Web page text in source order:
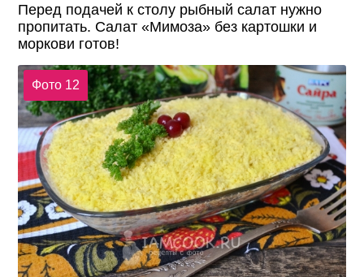
Перед подачей к столу рыбный салат нужно
пропитать. Салат «Мимоза» без картошки и
моркови готов!
Фото 12